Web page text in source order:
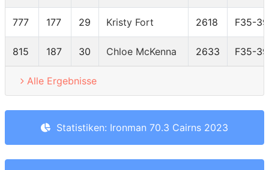
777 177 29 Kristy Fort 2618 F35-39
815 187 30 Chloe McKenna 2633 F35-39
Alle Ergebnisse
Statistiken: Ironman 70.3 Cairns 2023